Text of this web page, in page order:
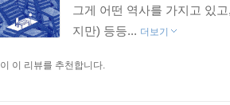
그게 어떤 역사를 가지고 있
지만) 등등... 더보기
이 이 리뷰를 추천합니다.